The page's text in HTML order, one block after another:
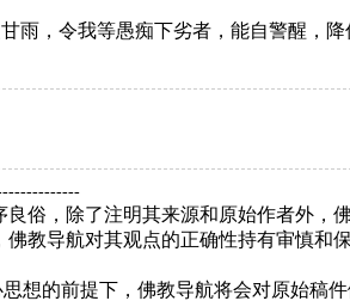
，令我等愚痴下劣者，能自警醒，降
俗，除了注明其来源和原始作者外，
教导航对其观点的正确性持有审慎和
想的前提下，佛教导航将会对原始稿